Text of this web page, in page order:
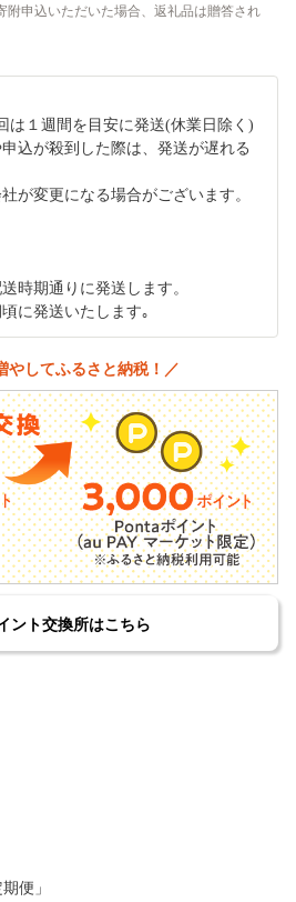
附申込いただいた場合、返礼品は贈答され
は１週間を目安に発送(休業日除く)
込が殺到した際は、発送が遅れる
が変更になる場合がございます。
時期通りに発送します。
に発送いたします｡
やしてふるさと納税！／
ント交換所はこちら
便」